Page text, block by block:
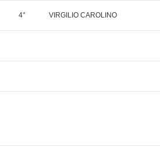
4° VIRGILIO CAROLINO